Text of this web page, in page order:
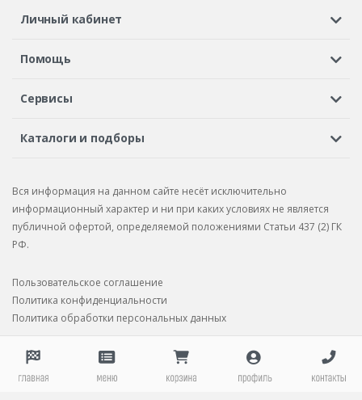
Личный кабинет
Регистрация или вход
Помощь
Шины в кредит
Сервисы
Автосервисы
Бонусная программа
Рекламации по услугам
Каталоги и подборы
Подбор запчастей
Каталог запчастей
Вся информация на данном сайте несёт исключительно
информационный характер и ни при каких условиях не является
публичной офертой, определяемой положениями Статьи 437 (2) ГК
РФ.
Пользовательское соглашение
Политика конфиденциальности
Политика обработки персональных данных